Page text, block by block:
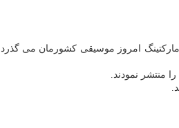
امروز موسیقی کشورمان می گذرد،